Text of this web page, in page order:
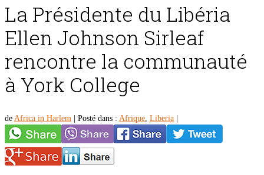
La Présidente du Libéria
Ellen Johnson Sirleaf
rencontre la communauté
à York College
de Africa in Harlem Posté dans : Afrique, Liberia